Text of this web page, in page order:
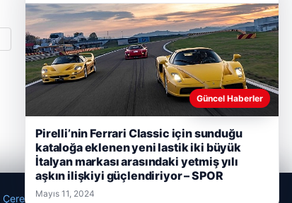
Çerez Politikamız
Güncel Haberler
Pirelli’nin Ferrari Classic için sunduğu
kataloğa eklenen yeni lastik iki büyük
İtalyan markası arasındaki yetmiş yılı
aşkın ilişkiyi güçlendiriyor – SPOR
Mayıs 11, 2024